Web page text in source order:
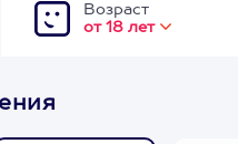
Возраст
от 18 лет